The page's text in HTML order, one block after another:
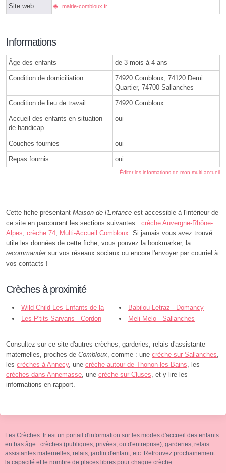
Site web mairie-combloux.fr
Informations
Âge des enfants de 3 mois à 4 ans
Condition de domiciliation
74920 Combloux, 74120 Demi
Quartier, 74700 Sallanches
Condition de lieu de travail 74920 Combloux
Accueil des enfants en situation
de handicap
oui
Couches fournies oui
Repas fournis oui
Éditer les informations de mon multi-accueil
Cette fiche présentant Maison de l'Enfance est accessible à l'intérieur de
ce site en parcourant les sections suivantes : crèche Auvergne-Rhône-
Alpes, crèche 74, Multi-Accueil Combloux. Si jamais vous avez trouvé
utile les données de cette fiche, vous pouvez la bookmarker, la
recommandersur vos réseaux sociaux ou encore l'envoyer par courriel à
vos contacts !
Crèches à proximité
Wild Child Les Enfants de la
Forêt - Domancy
Babilou Letraz - Domancy
Les P'tits Sarvans - Cordon
Meli Melo - Sallanches
Consultez sur ce site d'autres crèches, garderies, relais d'assistante
maternelles, proches de Combloux, comme : une crèche sur Sallanches,
les crèches à Annecy, une crèche autour de Thonon-les-Bains, les
crèches dans Annemasse, une crèche sur Cluses, et y lire les
informations en rapport.
Les Crèches .fr est un portail d'information sur les modes d'accueil des enfants
en bas âge : crèches (publiques, privées, ou d'entreprise), garderies, relais
assistantes maternelles, relais, jardin d'enfant, etc. Retrouvez prochainement
la capacité et le nombre de places libres pour chaque crèche.